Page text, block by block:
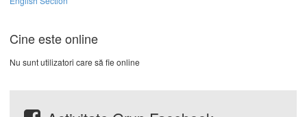
Cine este online
Nu sunt utilizatori care să fie online